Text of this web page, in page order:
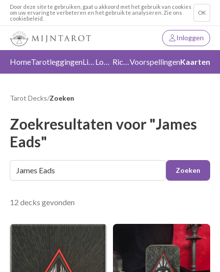
Door deze site te gebruiken, gaat u akkoord met het gebruik van cookies
om uw ervaring te verbeteren en het gebruik te analyseren. Zie ons
cookiebeleid.
OK
Inloggen
HomeTarotleggingen Liefde Loslaten RichtingVoorspellingenKaarten
Tarot Decks/Zoeken
Zoekresultaten voor "James
Eads"
Zoeken
12 decks gevonden